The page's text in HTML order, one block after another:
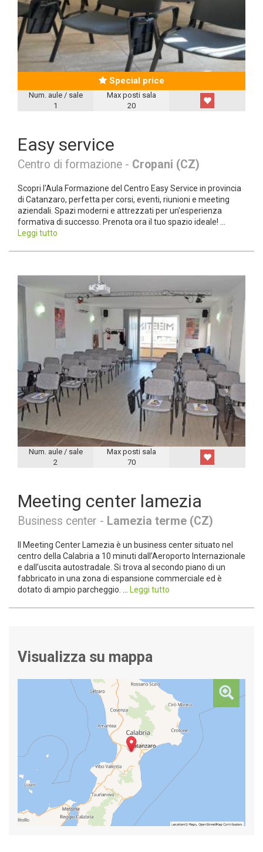
Special price
Num. aule / sale
1
Max posti sala
20
Easy service
Centro di formazione - Cropani (CZ)
Scopri l'Aula Formazione del Centro Easy Service in provincia
di Catanzaro, perfetta per corsi, eventi, riunioni e meeting
aziendali. Spazi moderni e attrezzati per un'esperienza
formativa di successo. Prenota ora il tuo spazio ideale! ...
Leggi tutto
Num. aule / sale
2
Max posti sala
70
Meeting center lamezia
Business center - Lamezia terme (CZ)
Il Meeting Center Lamezia è un business center situato nel
centro della Calabria a 10 minuti dall’Aeroporto Internazionale
e dall’uscita autostradale. Si trova al secondo piano di un
fabbricato in una zona di espansione commerciale ed è
dotato di ampio parcheggio. ...
Leggi tutto
Visualizza su mappa